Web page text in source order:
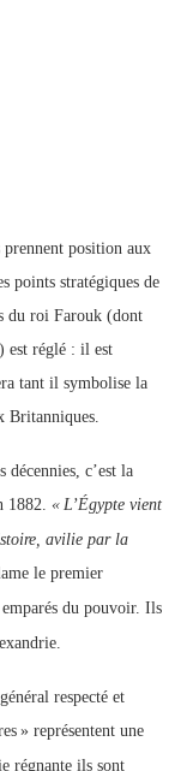
position aux
points stratégiques de
du roi Farouk (dont
est réglé : il est
tant il symbolise la
Britanniques.
c’est la
1882. « L’Égypte vient
avilie par la
le premier
du pouvoir. Ils
respecté et
» représentent une
régnante ils sont